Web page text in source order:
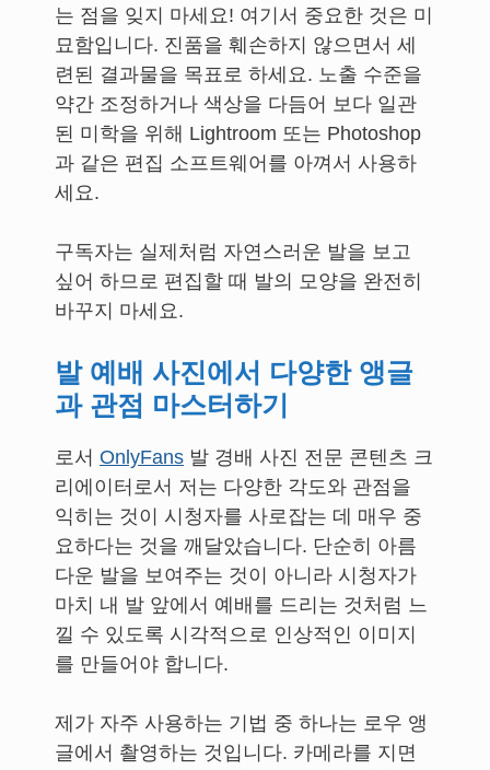
는 점을 잊지 마세요! 여기서 중요한 것은 미
묘함입니다. 진품을 훼손하지 않으면서 세
련된 결과물을 목표로 하세요. 노출 수준을
약간 조정하거나 색상을 다듬어 보다 일관
된 미학을 위해 Lightroom 또는 Photoshop
과 같은 편집 소프트웨어를 아껴서 사용하
세요.
구독자는 실제처럼 자연스러운 발을 보고
싶어 하므로 편집할 때 발의 모양을 완전히
바꾸지 마세요.
발 예배 사진에서 다양한 앵글
과 관점 마스터하기
로서 OnlyFans 발 경배 사진 전문 콘텐츠 크
리에이터로서 저는 다양한 각도와 관점을
익히는 것이 시청자를 사로잡는 데 매우 중
요하다는 것을 깨달았습니다. 단순히 아름
다운 발을 보여주는 것이 아니라 시청자가
마치 내 발 앞에서 예배를 드리는 것처럼 느
낄 수 있도록 시각적으로 인상적인 이미지
를 만들어야 합니다.
제가 자주 사용하는 기법 중 하나는 로우 앵
글에서 촬영하는 것입니다. 카메라를 지면